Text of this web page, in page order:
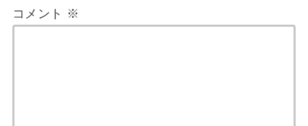
コメント ※